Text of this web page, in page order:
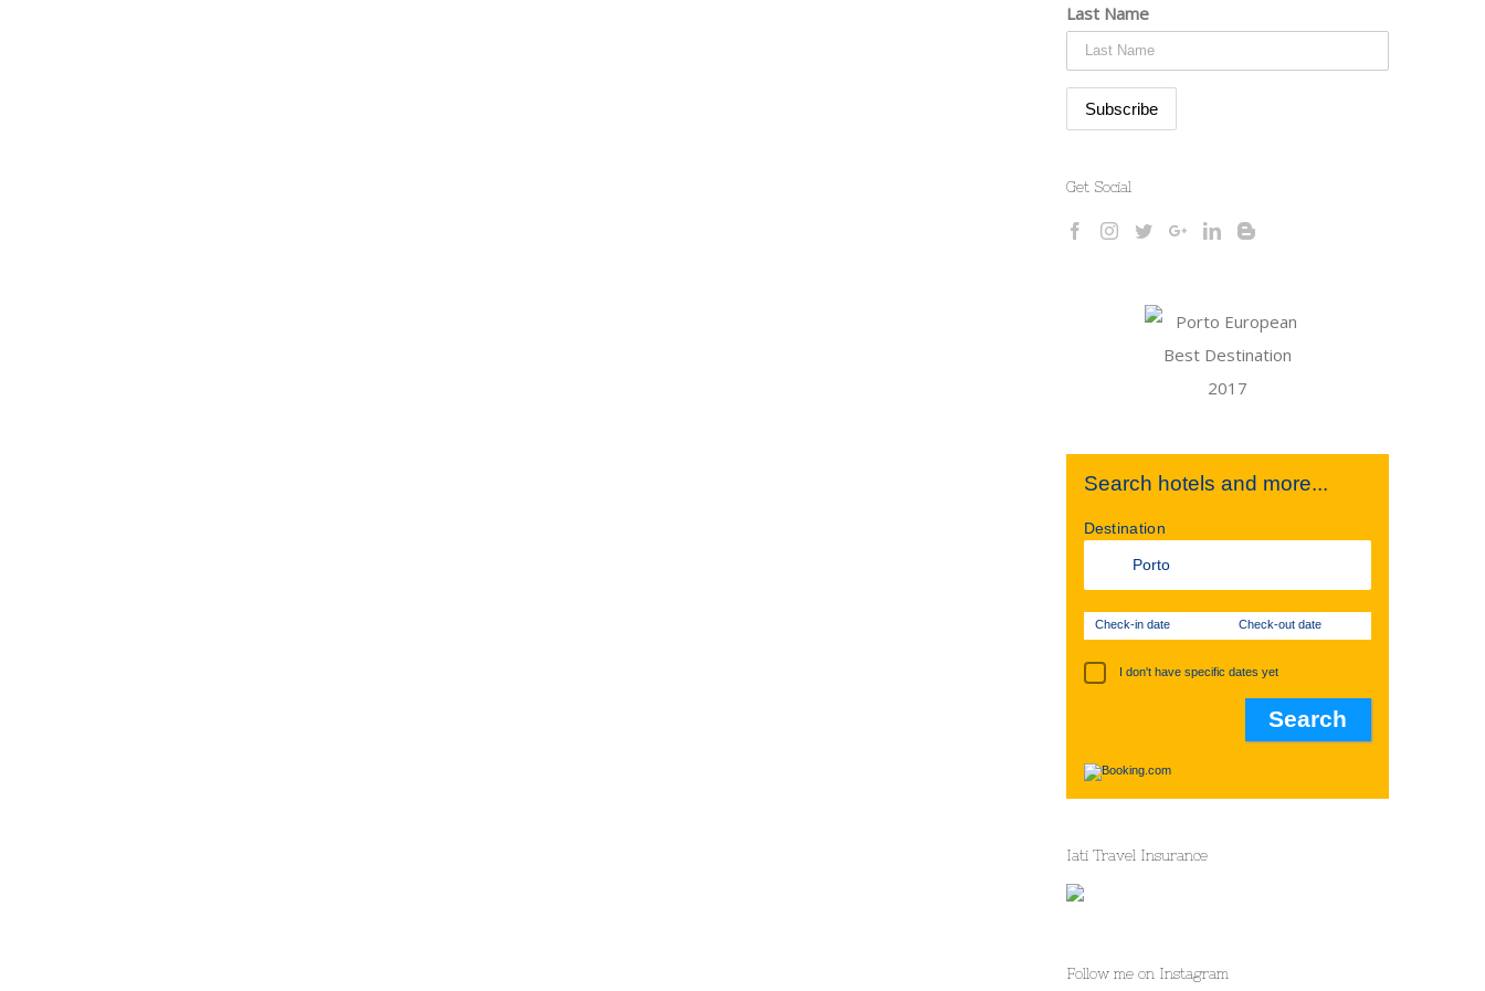
Last Name
Get Social
Search hotels and more...
Destination
Check-in date Check-out date
I don't have specific dates yet
Iati Travel Insurance
Follow me on Instagram